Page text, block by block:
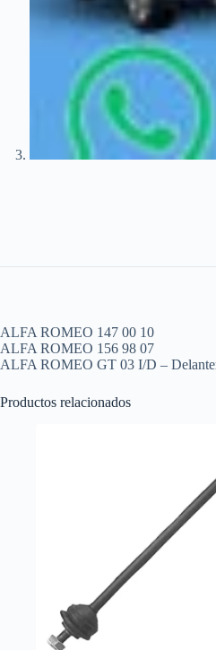
ALFA ROMEO 147 00 10
ALFA ROMEO 156 98 07
ALFA ROMEO GT 03 I/D –
Productos relacionados